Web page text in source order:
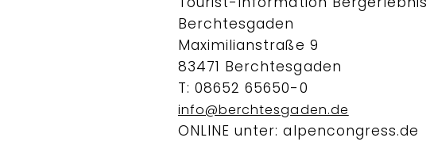
Berchtesgaden
Maximilianstraße 9
83471 Berchtesgaden
T: 08652 65650-0
info@berchtesgaden.de
ONLINE unter: alpencongress.de